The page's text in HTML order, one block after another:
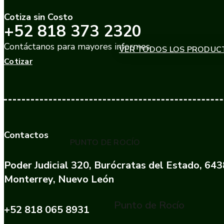
VER TODOS LOS
PUNTO DE ROCÍO
Punto de Rocío
Cotiza sin Costo
+52 818 373 2320
Contáctanos para mayores informes.
Cotizar
Contactos
Poder Judicial 320, Burócratas del Estado,
Monterrey, Nuevo León
+52 818 065 8931